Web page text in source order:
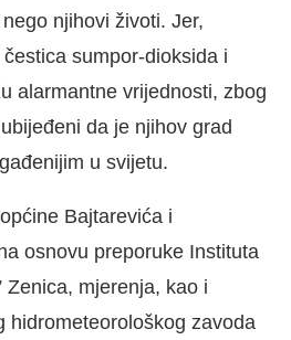
njihovi životi. Jer,
sumpor-dioksida i
alarmantne vrijednosti, zbog
da je njihov grad
u svijetu.
Bajtarevića i
osnovu preporuke Instituta
Zenica, mjerenja, kao i
hidrometeorološkog zavoda